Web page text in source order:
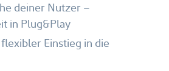
deiner Nutzer –
in Plug&Play
Einstieg in die